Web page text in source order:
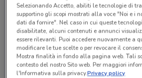
Selezionando Accetto, abiliti le tecnologie di
supportino gli scopi mostrati alla voce "Noi e i
dati da fornire". Nel caso in cui queste
disabilitate, alcuni contenuti e annunci
essere rilevanti. Puoi accedere nuovamente a
modificare le tue scelte o per revocare il
Mostra finalità in fondo alla pagina web. Tali
contesto del nostro Sito web. Per maggiori
l'Informativa sulla privacy.Privacy policy